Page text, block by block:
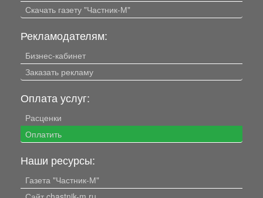
Скачать газету "Частник-М"
Рекламодателям:
Бизнес-кабинет
Заказать рекламу
Оплата услуг:
Расценки
Оплатить
Наши ресурсы:
Газета "Частник-М"